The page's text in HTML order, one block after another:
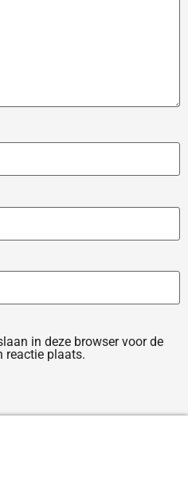
in deze browser voor de
reactie plaats.